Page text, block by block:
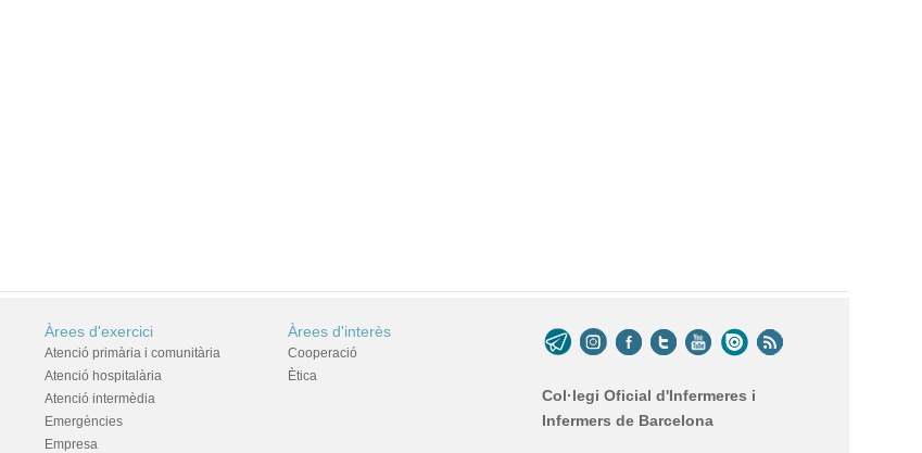
Àrees d'exercici
Atenció primària i comunitària
Atenció hospitalària
Atenció intermèdia
Emergències
Empresa
Àrees d'interès
Cooperació
Ètica
Col·legi Oficial d'Infermeres i
Infermers de Barcelona